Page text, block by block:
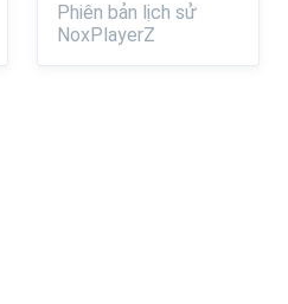
Phiên bản lịch sử
NoxPlayerZ